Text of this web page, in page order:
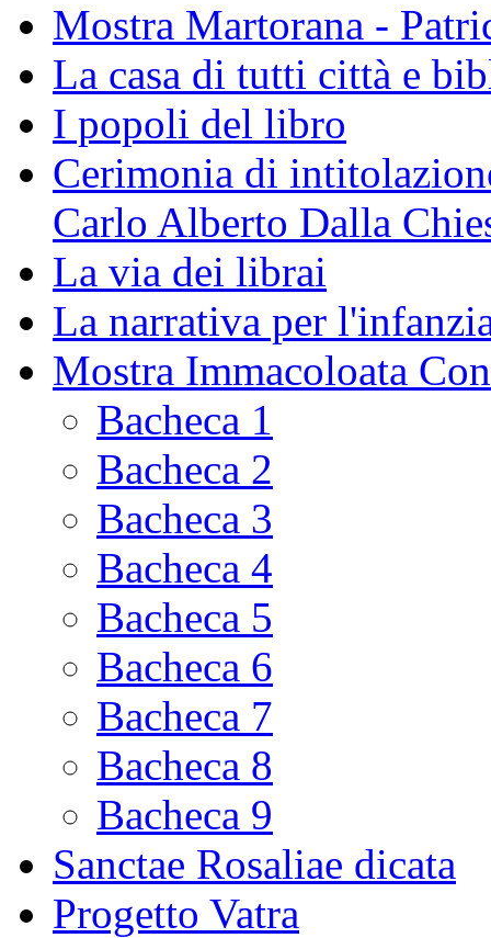
Mostra Martorana -
La casa di tutti città e
I popoli del libro
Cerimonia di
Carlo Alberto Dalla
La via dei librai
La narrativa per
Mostra Immacoloata
Bacheca 1
Bacheca 2
Bacheca 3
Bacheca 4
Bacheca 5
Bacheca 6
Bacheca 7
Bacheca 8
Bacheca 9
Sanctae Rosaliae dicata
Progetto Vatra